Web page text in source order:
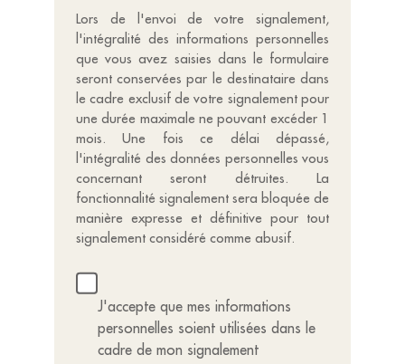
Lors de l'envoi de votre signalement,
l'intégralité des informations personnelles
que vous avez saisies dans le formulaire
seront conservées par le destinataire dans
le cadre exclusif de votre signalement pour
une durée maximale ne pouvant excéder 1
mois. Une fois ce délai dépassé,
l'intégralité des données personnelles vous
concernant seront détruites. La
fonctionnalité signalement sera bloquée de
manière expresse et définitive pour tout
signalement considéré comme abusif.
J'accepte que mes informations
personnelles soient utilisées dans le
cadre de mon signalement